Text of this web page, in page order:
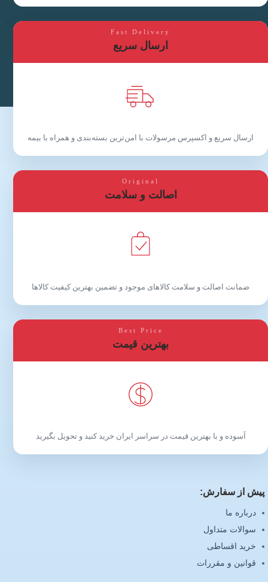
Fast Delivery
ارسال سریع
ارسال سریع و اکسپرس مرسولات با امن‌ترین بسته‌بندی و همراه با بیمه
Original
اصالت و سلامت
ضمانت اصالت و سلامت کالاهای موجود و تضمین بهترین کیفیت کالاها
Best Price
بهترین قیمت
آسوده و با بهترین قیمت در سراسر ایران خرید کنید و تحویل بگیرید
پیش از سفارش:
درباره ما
سوالات متداول
خرید اقساطی
قوانین و مقررات